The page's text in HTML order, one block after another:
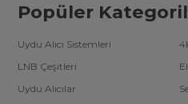
Popüler
Uydu Alıcı Sistemleri
LNB Çeşitleri
Uydu Alıcılar